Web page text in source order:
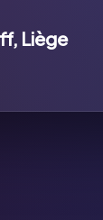
Liège